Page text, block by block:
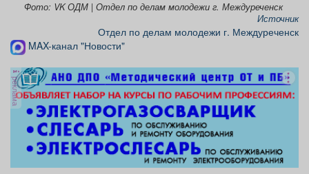
Фото: VK ОДМ | Отдел по делам молодежи г. Междуреченск
Источник
Отдел по делам молодежи г. Междуреченск
MAX-канал "Новости"
реклама